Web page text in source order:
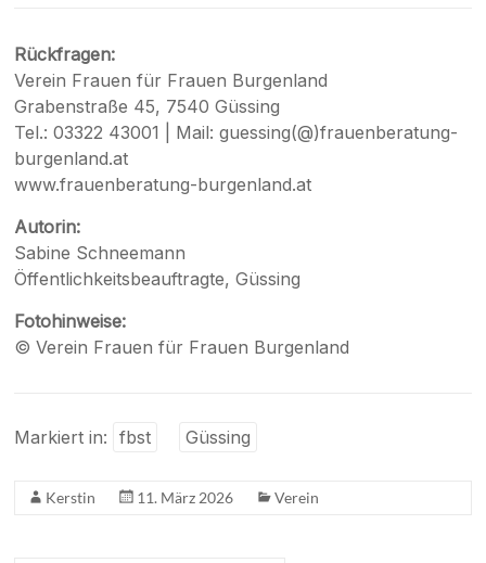
Rückfragen:
Verein Frauen für Frauen Burgenland
Grabenstraße 45, 7540 Güssing
Tel.: 03322 43001 | Mail: guessing(@)frauenberatung-
burgenland.at
www.frauenberatung-burgenland.at
Autorin:
Sabine Schneemann
Öffentlichkeitsbeauftragte, Güssing
Fotohinweise:
© Verein Frauen für Frauen Burgenland
Markiert in: fbst Güssing
Kerstin 11. März 2026 Verein